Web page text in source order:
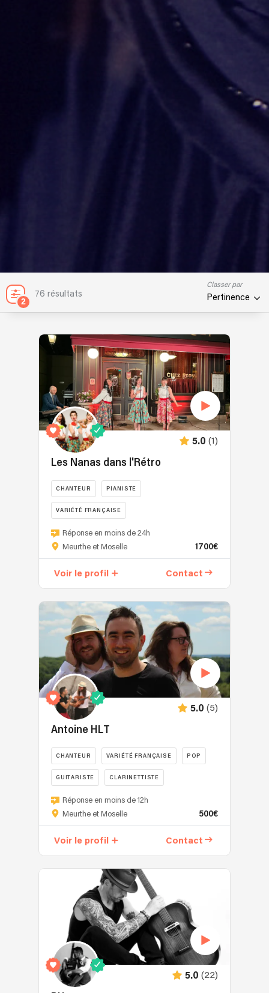
2
76 résultats
Classer par
Pertinence
5.0 (1)
Les Nanas dans l'Rétro
CHANTEUR PIANISTE
VARIÉTÉ FRANÇAISE
"L'élégance
à
française"
trio
vocal
féminin
dont
les
artistes
ont
en
commun
le
des
anciennes
chansons
donc
rétro
Qui
fredonné
ces
ritournelles?
En
effet,
Réponse en moins de 24h
Meurthe et Moselle
1700€
Voir le profil Contact
5.0 (5)
Antoine HLT
CHANTEUR VARIÉTÉ FRANÇAISE POP
GUITARISTE CLARINETTISTE
Passionné
par
création
consacre
musique
depuis
2013.
Réponse en moins de 12h
Meurthe et Moselle
500€
Voir le profil Contact
5.0 (22)